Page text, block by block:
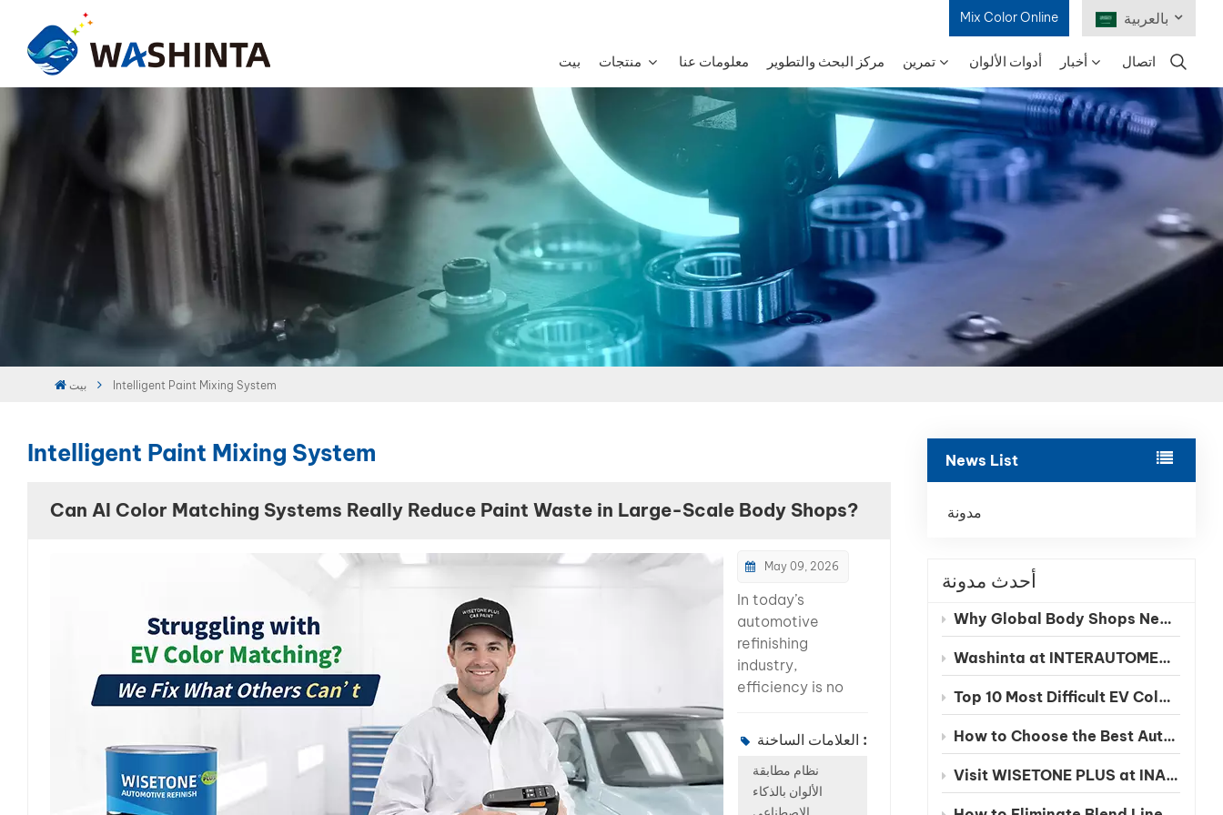
Mix Color Online بالعربية
English
Français
Deutsch
Português
بيت معلومات عنا مركز البحث والتطوير تمرين أدوات الألوان أخبار اتصال
بيت Intelligent Paint Mixing System
News List
مدونة
أحدث مدونة
Why Global Body Shops Need Chinese EV Color Databases
Washinta at INTERAUTOMECHANICA 2026 Moscow
Top 10 Most Difficult EV Colors to Match in 2026
How to Choose the Best Automotive Refinish Paint Manufacturer in China
Visit WISETONE PLUS at INA PAACE Automechanika Mexico 2026 – Meet Your Trusted Automotive Refinish Paint Manufacturer
Intelligent Paint Mixing System
Can AI Color Matching Systems Really Reduce Paint Waste in Large-Scale Body Shops?
May 09, 2026
In today’s
automotive
refinishing
industry,
efficiency is no
advantage — it is
vehicle colors
become more
العلامات الساخنة :
نظام مطابقة
الألوان بالذكاء